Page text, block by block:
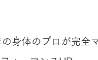
身体のプロが完全